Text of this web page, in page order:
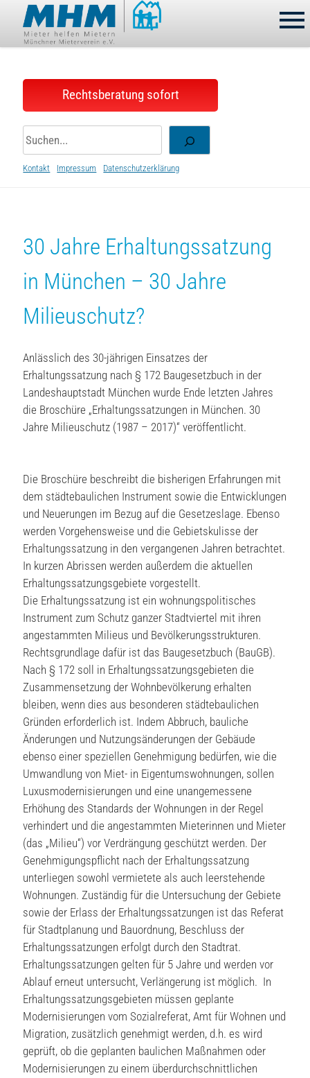
content
Rechtsberatung sofort
Suchen
Kontakt Impressum Datenschutzerklärung
30 Jahre Erhaltungssatzung
in München – 30 Jahre
Milieuschutz?
Anlässlich des 30-jährigen Einsatzes der
Erhaltungssatzung nach § 172 Baugesetzbuch in der
Landeshauptstadt München wurde Ende letzten Jahres
die Broschüre „Erhaltungssatzungen in München. 30
Jahre Milieuschutz (1987 – 2017)“ veröffentlicht.
Die Broschüre beschreibt die bisherigen Erfahrungen mit
dem städtebaulichen Instrument sowie die Entwicklungen
und Neuerungen im Bezug auf die Gesetzeslage. Ebenso
werden Vorgehensweise und die Gebietskulisse der
Erhaltungssatzung in den vergangenen Jahren betrachtet.
In kurzen Abrissen werden außerdem die aktuellen
Erhaltungssatzungsgebiete vorgestellt.
Die Erhaltungssatzung ist ein wohnungspolitisches
Instrument zum Schutz ganzer Stadtviertel mit ihren
angestammten Milieus und Bevölkerungsstrukturen.
Rechtsgrundlage dafür ist das Baugesetzbuch (BauGB).
Nach § 172 soll in Erhaltungssatzungsgebieten die
Zusammensetzung der Wohnbevölkerung erhalten
bleiben, wenn dies aus besonderen städtebaulichen
Gründen erforderlich ist. Indem Abbruch, bauliche
Änderungen und Nutzungsänderungen der Gebäude
ebenso einer speziellen Genehmigung bedürfen, wie die
Umwandlung von Miet- in Eigentumswohnungen, sollen
Luxusmodernisierungen und eine unangemessene
Erhöhung des Standards der Wohnungen in der Regel
verhindert und die angestammten Mieterinnen und Mieter
(das „Milieu“) vor Verdrängung geschützt werden. Der
Genehmigungspflicht nach der Erhaltungssatzung
unterliegen sowohl vermietete als auch leerstehende
Wohnungen. Zuständig für die Untersuchung der Gebiete
sowie der Erlass der Erhaltungssatzungen ist das Referat
für Stadtplanung und Bauordnung, Beschluss der
Erhaltungssatzungen erfolgt durch den Stadtrat.
Erhaltungssatzungen gelten für 5 Jahre und werden vor
Ablauf erneut untersucht, Verlängerung ist möglich. In
Erhaltungssatzungsgebieten müssen geplante
Modernisierungen vom Sozialreferat, Amt für Wohnen und
Migration, zusätzlich genehmigt werden, d.h. es wird
geprüft, ob die geplanten baulichen Maßnahmen oder
Modernisierungen zu einem überdurchschnittlichen